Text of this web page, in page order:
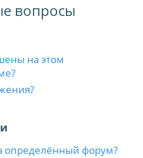
вопросы
на этом
определённый форум?